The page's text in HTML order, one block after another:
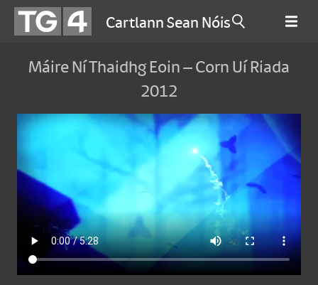
Cartlann Sean Nóis
Máire Ní Thaidhg Eoin – Corn Uí Riada
2012